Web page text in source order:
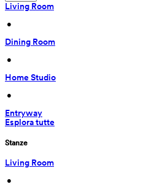
Living Room
•
Dining Room
•
Home Studio
•
Entryway
Esplora tutte
Stanze
Living Room
•